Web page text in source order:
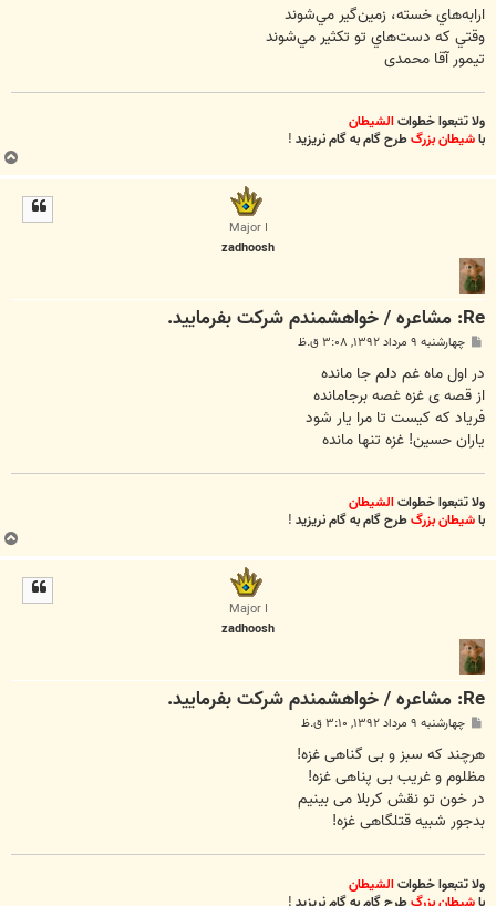
ت
ارابه‌هاي خسته، زمين‌گير مي‌شوند
وقتي كه دست‌هاي تو تكثير مي‌شوند
تیمور آقا محمدی
ولا تتبعوا خطواتالشیطان
باشیطان بزرگطرح گام به گام نریزید!
ب
ا
Major I
zadhoosh
Re: مشاعره / خواهشمندم شرکت بفرماييد.
پ
ت
چهارشنبه ۹ مرداد ۱۳۹۲, ۳:۰۸ ق.ظ
در اول ماه غم دلم جا مانده
از قصه ی غزه غصه برجامانده
فریاد که کیست تا مرا یار شود
یاران حسین! غزه تنها مانده
ولا تتبعوا خطواتالشیطان
باشیطان بزرگطرح گام به گام نریزید!
ب
ا
Major I
zadhoosh
Re: مشاعره / خواهشمندم شرکت بفرماييد.
پ
ت
چهارشنبه ۹ مرداد ۱۳۹۲, ۳:۱۰ ق.ظ
هرچند که سبز و بی گناهی غزه!
مظلوم و غریب بی پناهی غزه!
در خون تو نقش کربلا می بینیم
بدجور شبیه قتلگاهی غزه!
ولا تتبعوا خطواتالشیطان
باشیطان بزرگطرح گام به گام نریزید!